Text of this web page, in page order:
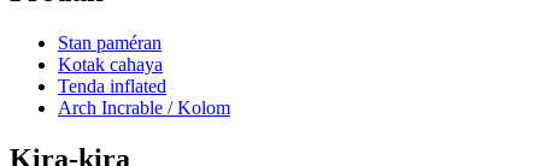
Stan paméran
Kotak cahaya
Tenda inflated
Arch Incrable / Kolom
Kira-kira